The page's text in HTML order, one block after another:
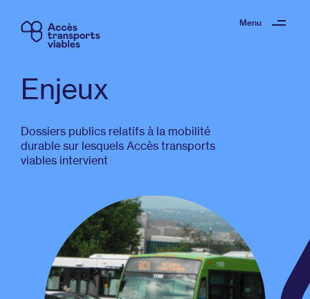
Enjeux
Dossiers publics relatifs à la mobilité
durable sur lesquels Accès transports
viables intervient
Menu